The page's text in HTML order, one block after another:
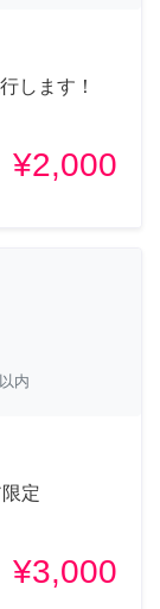
します！
¥2,000
内
定
¥3,000